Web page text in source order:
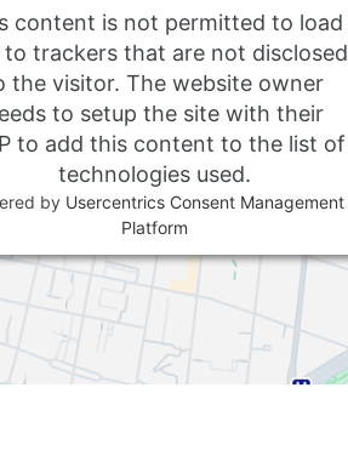
content is not permitted to load
to trackers that are not disclosed
the visitor. The website owner
to setup the site with their
to add this content to the list of
technologies used.
by Usercentrics Consent Management
Platform